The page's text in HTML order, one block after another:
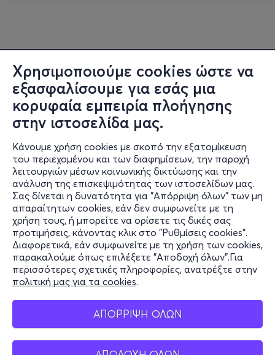
Χρησιμοποιούμε cookies ώστε να
εξασφαλίσουμε για εσάς μια
κορυφαία εμπειρία πλοήγησης
στην ιστοσελίδα μας.
Κάνουμε χρήση cookies με σκοπό την εξατομίκευση
του περιεχομένου και των διαφημίσεων, την παροχή
λειτουργιών μέσων κοινωνικής δικτύωσης και την
ανάλυση της επισκεψιμότητας των ιστοσελίδων μας.
Σας δίνεται η δυνατότητα για "Απόρριψη όλων" των μη
απαραίτητων cookies, εάν δεν συμφωνείτε με τη
χρήση τους, ή μπορείτε να ορίσετε τις δικές σας
προτιμήσεις, κάνοντας κλικ στο "Ρυθμίσεις cookies".
Διαφορετικά, εάν συμφωνείτε με τη χρήση των cookies,
παρακαλούμε όπως επιλέξετε "Αποδοχή όλων".Για
περισσότερες σχετικές πληροφορίες, ανατρέξτε στην
πολιτική μας για τα cookies.
ΑΠΟΡΡΙΨΗ ΟΛΩΝ
Πληροφορίες
Υποστήριξη
Stay Connected
Mobile app